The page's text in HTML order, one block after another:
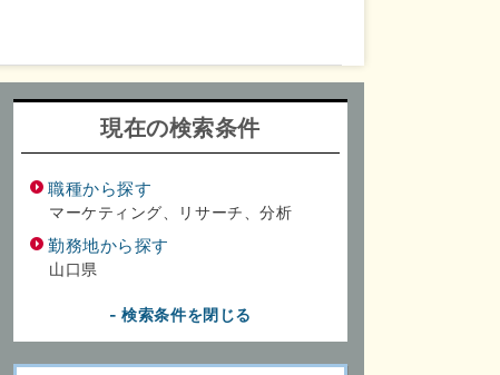
現在の検索条件
職種から探す
マーケティング、リサーチ、分析
勤務地から探す
山口県
- 検索条件を閉じる